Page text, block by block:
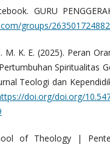
GURU
groups/
M. K. E. (2025). Peran
Spiritualitas
Teologi dan
doi.org/doi.org/
of Theology |